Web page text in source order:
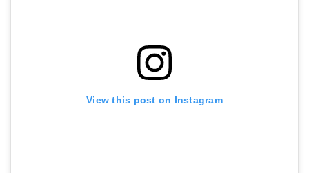
View this post on Instagram